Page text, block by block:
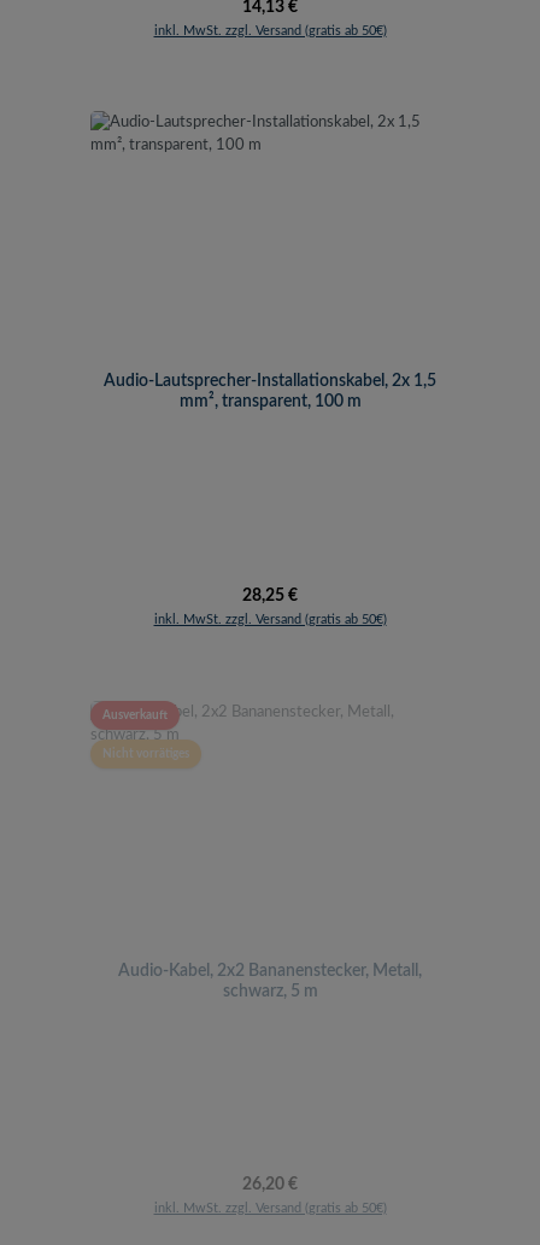
Regulärer Preis:
14,13 €
inkl. MwSt. zzgl. Versand (gratis ab 50€)
Audio-Lautsprecher-Installationskabel, 2x 1,5
mm², transparent, 100 m
Regulärer Preis:
28,25 €
inkl. MwSt. zzgl. Versand (gratis ab 50€)
Ausverkauft
Nicht vorrätiges
Audio-Kabel, 2x2 Bananenstecker, Metall,
schwarz, 5 m
Regulärer Preis:
26,20 €
inkl. MwSt. zzgl. Versand (gratis ab 50€)